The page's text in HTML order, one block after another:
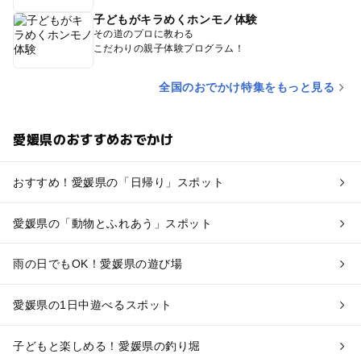
子どもがキラめくホンモノ体験
その道のプロに教わる
こだわりの親子体験プログラム！
全国のおでかけ特集をもっと見る
愛媛県のおすすめおでかけ
おすすめ！愛媛県の「日帰り」スポット
愛媛県の「動物とふれあう」スポット
雨の日でもOK！愛媛県の遊び場
愛媛県の1日中遊べるスポット
子どもと楽しめる！愛媛県の釣り堀